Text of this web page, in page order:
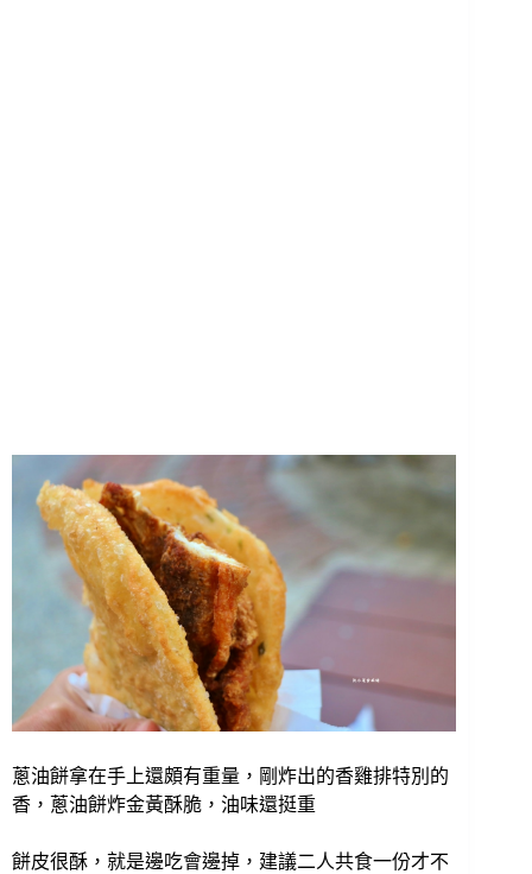
蔥油餅拿在手上還頗有重量，剛炸出的香雞排特別的
香，蔥油餅炸金黃酥脆，油味還挺重
餅皮很酥，就是邊吃會邊掉，建議二人共食一份才不